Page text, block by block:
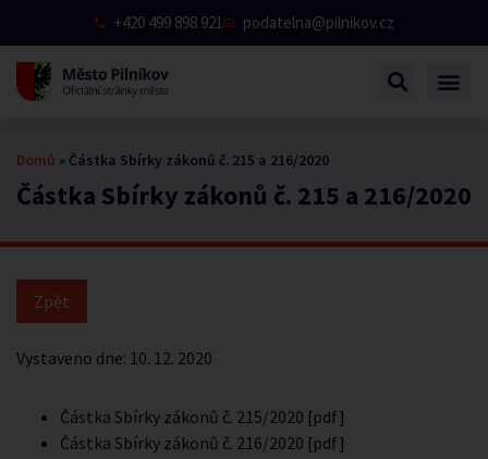
+420 499 898 921 podatelna@pilnikov.cz
Částka Sbírky zákonů č. 215 a 216/2020
Domů » Částka Sbírky zákonů č. 215 a 216/2020
Vystaveno dne: 10. 12. 2020
Částka Sbírky zákonů č. 215/2020 [pdf]
Částka Sbírky zákonů č. 216/2020 [pdf]